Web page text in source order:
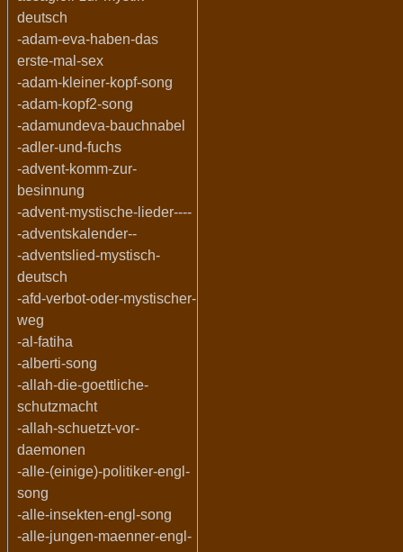
deutsch
-adam-eva-haben-das
erste-mal-sex
-adam-kleiner-kopf-song
-adam-kopf2-song
-adamundeva-bauchnabel
-adler-und-fuchs
-advent-komm-zur-
besinnung
-advent-mystische-lieder----
-adventskalender--
-adventslied-mystisch-
deutsch
-afd-verbot-oder-mystischer-
weg
-al-fatiha
-alberti-song
-allah-die-goettliche-
schutzmacht
-allah-schuetzt-vor-
daemonen
-alle-(einige)-politiker-engl-
song
-alle-insekten-engl-song
-alle-jungen-maenner-engl-